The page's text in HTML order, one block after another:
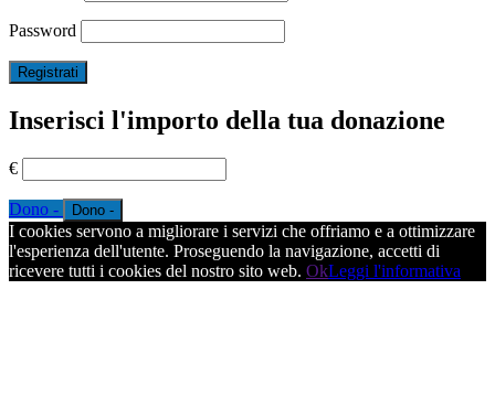
Password
Inserisci l'importo della tua donazione
€
Dono -
I cookies servono a migliorare i servizi che offriamo e a ottimizzare
l'esperienza dell'utente. Proseguendo la navigazione, accetti di
ricevere tutti i cookies del nostro sito web. OkLeggi l'informativa